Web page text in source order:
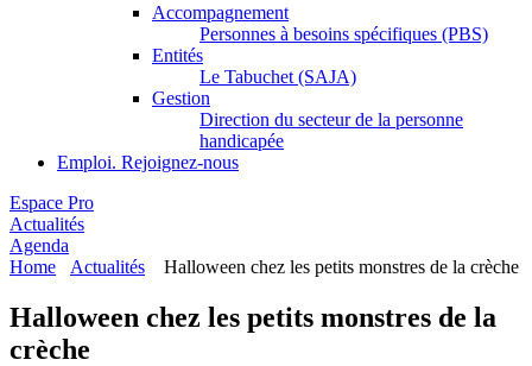
Accompagnement
Personnes à besoins spécifiques (PBS)
Entités
Le Tabuchet (SAJA)
Gestion
Direction du secteur de la personne
handicapée
Emploi. Rejoignez-nous
Espace Pro
Actualités
Agenda
Home
Actualités Halloween chez les petits monstres de la crèche
Halloween chez les petits monstres de la
crèche